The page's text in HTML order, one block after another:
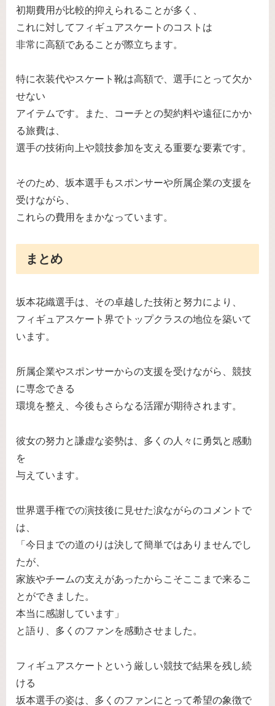
初期費用が比較的抑えられることが多く、
これに対してフィギュアスケートのコストは
非常に高額であることが際立ちます。
特に衣装代やスケート靴は高額で、選手にとって欠か
せない
アイテムです。また、コーチとの契約料や遠征にかか
る旅費は、
選手の技術向上や競技参加を支える重要な要素です。
そのため、坂本選手もスポンサーや所属企業の支援を
受けながら、
これらの費用をまかなっています。
まとめ
坂本花織選手は、その卓越した技術と努力により、
フィギュアスケート界でトップクラスの地位を築いて
います。
所属企業やスポンサーからの支援を受けながら、競技
に専念できる
環境を整え、今後もさらなる活躍が期待されます。
彼女の努力と謙虚な姿勢は、多くの人々に勇気と感動
を
与えています。
世界選手権での演技後に見せた涙ながらのコメントで
は、
「今日までの道のりは決して簡単ではありませんでし
たが、
家族やチームの支えがあったからこそここまで来るこ
とができました。
本当に感謝しています」
と語り、多くのファンを感動させました。
フィギュアスケートという厳しい競技で結果を残し続
ける
坂本選手の姿は、多くのファンにとって希望の象徴で